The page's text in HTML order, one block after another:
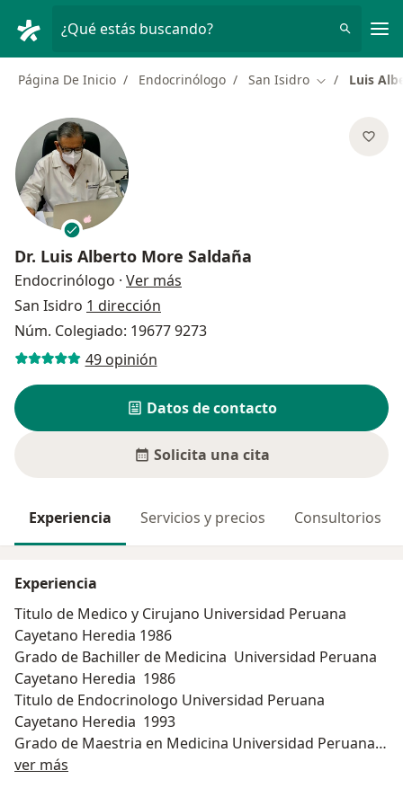
¿Qué estás buscando?
Página De Inicio Endocrinólogo San Isidro Cambiar de
Luis
Dr. Luis Alberto More Saldaña
Endocrinólogo · Ver más
San Isidro 1 dirección
Núm. Colegiado: 19677 9273
49 opinión
Datos de contacto
Solicita una cita
Experiencia Servicios y precios Consultorios
Experiencia
Titulo de Medico y Cirujano Universidad Peruana
Cayetano Heredia 1986
Grado de Bachiller de Medicina Universidad Peruana
Cayetano Heredia 1986
Titulo de Endocrinologo Universidad Peruana
Cayetano Heredia 1993
Grado de Maestria en Medicina Universidad Peruana
Cayetano Heredia 1993
ver más